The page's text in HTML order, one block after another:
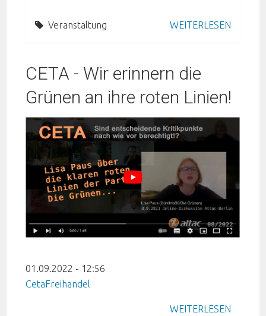
Veranstaltung WEITERLESEN
CETA - Wir erinnern die
Grünen an ihre roten Linien!
01.09.2022 - 12:56
CetaFreihandel
WEITERLESEN